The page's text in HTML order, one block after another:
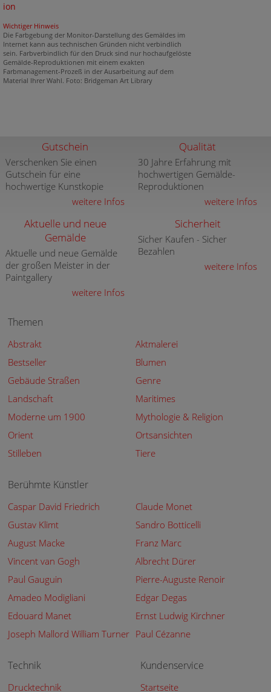
ion
Wichtiger Hinweis
Die Farbgebung der Monitor-Darstellung des Gemäldes im
Internet kann aus technischen Gründen nicht verbindlich
sein. Farbverbindlich für den Druck sind nur hochaufgelöste
Gemälde-Reproduktionen mit einem exakten
Farbmanagement-Prozeß in der Ausarbeitung auf dem
Material Ihrer Wahl. Foto: Bridgeman Art Library
Gutschein
Verschenken Sie einen
Gutschein für eine
hochwertige Kunstkopie
weitere Infos
Qualität
30 Jahre Erfahrung mit
hochwertigen Gemälde-
Reproduktionen
weitere Infos
Aktuelle und neue
Gemälde
Aktuelle und neue Gemälde
der großen Meister in der
Paintgallery
weitere Infos
Sicherheit
Sicher Kaufen - Sicher
Bezahlen
weitere Infos
Themen
Abstrakt
Aktmalerei
Bestseller
Blumen
Gebäude Straßen
Genre
Landschaft
Maritimes
Moderne um 1900
Mythologie & Religion
Orient
Ortsansichten
Stilleben
Tiere
Berühmte Künstler
Caspar David Friedrich
Claude Monet
Gustav Klimt
Sandro Botticelli
August Macke
Franz Marc
Vincent van Gogh
Albrecht Dürer
Paul Gauguin
Pierre-Auguste Renoir
Amadeo Modigliani
Edgar Degas
Edouard Manet
Ernst Ludwig Kirchner
Joseph Mallord William Turner Paul Cézanne
Technik
Drucktechnik
Kundenservice
Startseite